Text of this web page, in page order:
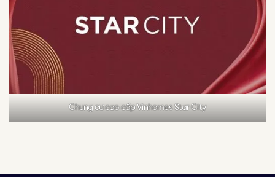
Chung cư cao cấp Vinhomes Star City